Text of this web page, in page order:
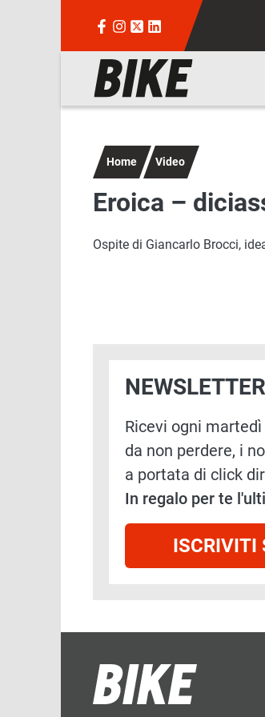
Navigazione
Home Video
Eroica –
Ospite di Giancarlo Brocci,
NEWSLETTER
Ricevi ogni
da non perdere, i
a portata di click
In regalo per te
ISCRIVITI